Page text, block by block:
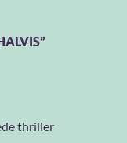
thriller